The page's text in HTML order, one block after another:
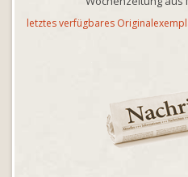
letztes verfügbares